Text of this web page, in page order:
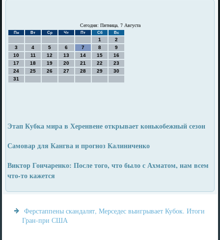
Сегодня: Пятница, 7 Августа
Пн Вт Ср Чт Пт Сб Вс
1
2
3
4 5 6 7 8
9
10
11 12 13 14 15
16
17
18 19 20 21 22
23
24
25 26 27 28 29
30
31
Этап Кубка мира в Херенвене открывает конькобежный сезон
Самовар для Кангва и прогноз Калиниченко
Виктор Гончаренко: После того, что было с Ахматом, нам всем
что-то кажется
Ферстаппены скандалят, Мерседес выигрывает Кубок. Итоги
Гран-при США